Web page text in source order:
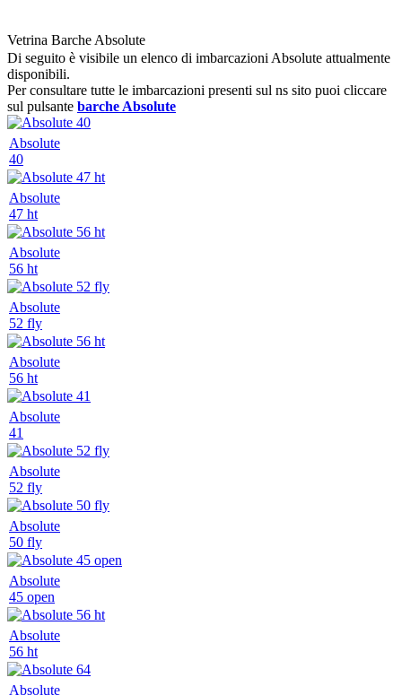
Vetrina Barche Absolute
Di seguito è visibile un elenco di imbarcazioni Absolute attualmente
disponibili.
Per consultare tutte le imbarcazioni presenti sul ns sito puoi cliccare
sul pulsante barche Absolute
Absolute
40
Absolute
47 ht
Absolute
56 ht
Absolute
52 fly
Absolute
56 ht
Absolute
41
Absolute
52 fly
Absolute
50 fly
Absolute
45 open
Absolute
56 ht
Absolute